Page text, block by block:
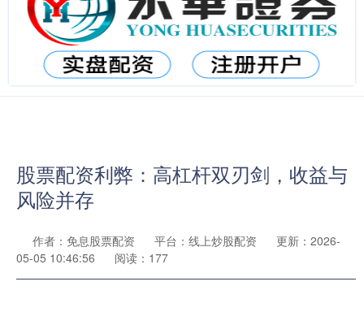
股票配资利弊：高杠杆双刃剑，收益与
风险并存
作者：免息股票配资 平台：线上炒股配资
更新：2026-
05-05 10:46:56
阅读：177